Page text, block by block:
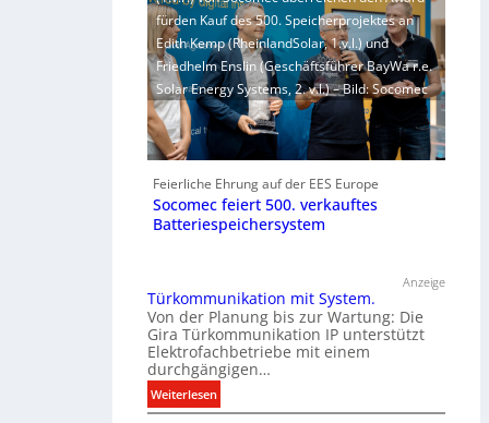
fürden Kauf des 500. Speicherprojektes an
Edith Kemp (RheinlandSolar, 1.v.l.) und
Friedhelm Enslin (Geschäftsführer BayWa r.e.
Solar Energy Systems, 2. v.l.) – Bild: Socomec
Feierliche Ehrung auf der EES Europe
Socomec feiert 500. verkauftes
Batteriespeichersystem
Anzeige
Türkommunikation mit System.
Von der Planung bis zur Wartung: Die
Gira Türkommunikation IP unterstützt
Elektrofachbetriebe mit einem
durchgängigen…
Weiterlesen:
T